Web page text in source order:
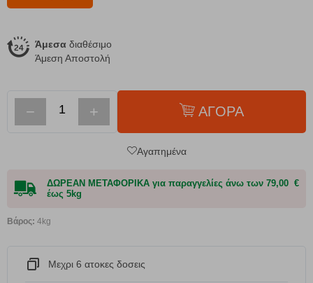
Άμεσα διαθέσιμο
Άμεση Αποστολή
− + ΑΓΟΡΑ
Αγαπημένα
ΔΩΡΕΑΝ ΜΕΤΑΦΟΡΙΚΑ για παραγγελίες άνω των 79,00 €
έως 5kg
Βάρος: 4kg
Μεχρι 6 ατοκες δοσεις